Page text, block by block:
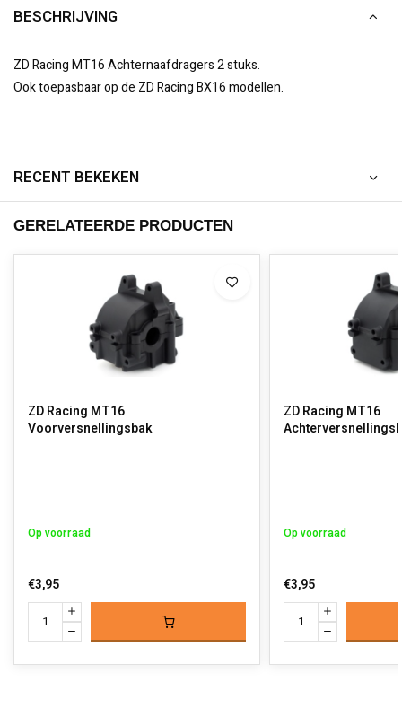
BESCHRIJVING
ZD Racing MT16 Achternaafdragers 2 stuks.
Ook toepasbaar op de ZD Racing BX16 modellen.
RECENT BEKEKEN
GERELATEERDE PRODUCTEN
ZD Racing MT16
Voorversnellingsbak
Op voorraad
€3,95
ZD Racing MT16
Op voorraad
€3,95